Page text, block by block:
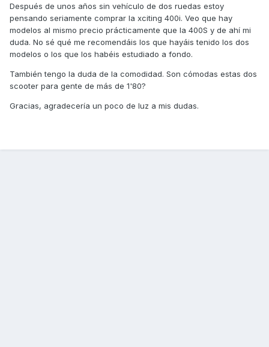
Después de unos años sin vehículo de dos ruedas estoy
pensando seriamente comprar la xciting 400i. Veo que hay
modelos al mismo precio prácticamente que la 400S y de ahí mi
duda. No sé qué me recomendáis los que hayáis tenido los dos
modelos o los que los habéis estudiado a fondo.
También tengo la duda de la comodidad. Son cómodas estas dos
scooter para gente de más de 1'80?
Gracias, agradecería un poco de luz a mis dudas.